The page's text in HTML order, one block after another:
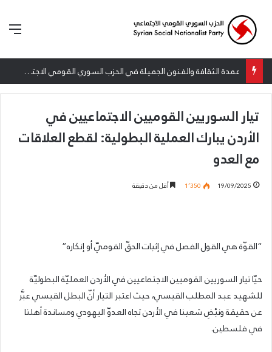
عمدة الثقافة والفنون الجميلة في الحزب السوري القومي الاجتماعي تعلن نتائج الدورة الخامسة من جائزة أنطون سعاده الأدبية
تيار السوريين القوميين الاجتماعيين في
الأردن يبارك العملية البطولية: لقطع العلاقات
مع العدو
19/09/2025 1٬350 أقل من دقيقة
“القوّة هي القول الفصل في إثبات الحقّ القوميّ أو إنكاره”
حيّا تيار السوريين القوميين الاجتماعيين في الأردن العمليّة البطوليّة
للشهيد عبد المطلب القيسي، حيث اعتبر التيار أنّ البطل القيسي عبَّر
عن حقيقة ونبْضِ شعبنا في الأردن تجاه العدوّ اليهودي ومساندة أهلنا
في فلسطين.